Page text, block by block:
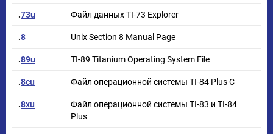
.73u Файл данных TI-73 Explorer
.8 Unix Section 8 Manual Page
.89u TI-89 Titanium Operating System File
.8cu Файл операционной системы TI-84 Plus C
.8xu
Файл операционной системы TI-83 и TI-84
Plus